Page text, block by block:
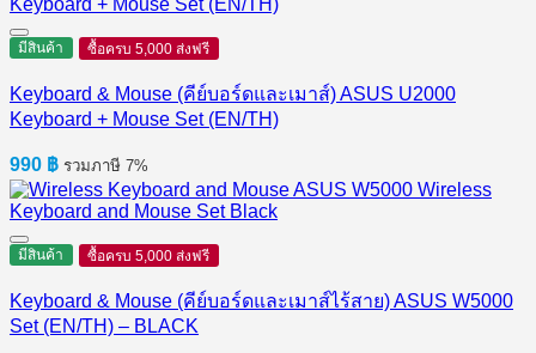
4,390 ฿.4,000 ฿.
มีสินค้า ซื้อครบ 5,000 ส่งฟรี
Keyboard & Mouse (คีย์บอร์ดและเมาส์) ASUS U2000
Keyboard + Mouse Set (EN/TH)
990 ฿ รวมภาษี 7%
มีสินค้า ซื้อครบ 5,000 ส่งฟรี
Keyboard & Mouse (คีย์บอร์ดและเมาส์ไร้สาย) ASUS W5000
Set (EN/TH) – BLACK